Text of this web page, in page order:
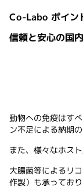
Co-Labo ポイン
信頼と安心の国
動物への免疫はす
ン不足による納期
また、様々なホス
大腸菌等によるリ
作製）も承っており